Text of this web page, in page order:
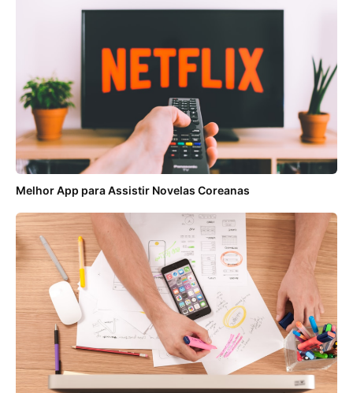
Melhor App para Assistir Novelas Coreanas